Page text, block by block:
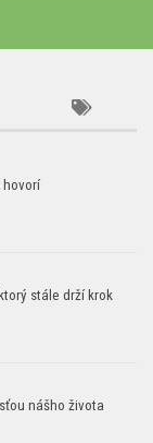
hovorí
stále drží krok
nášho života